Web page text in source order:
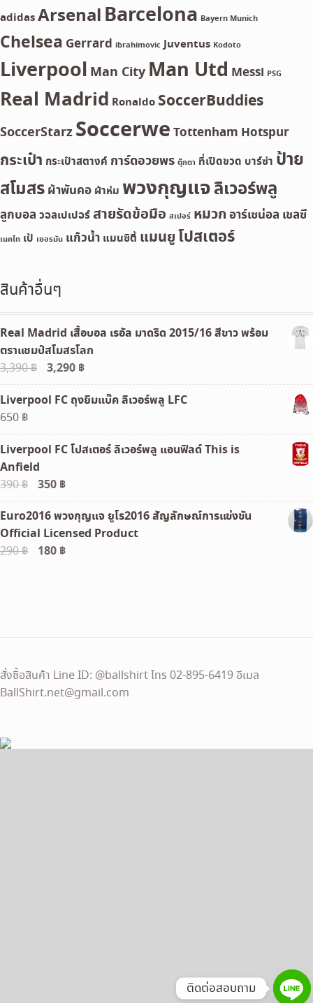
adidasArsenalBarcelona Bayern Munich
Chelsea Gerrard ibrahimovic Juventus Kodoto
Liverpool Man City Man Utd Messi PSG
Real Madrid Ronaldo SoccerBuddies
SoccerStarzSoccerwe Tottenham Hotspur
กระเป๋า กระเป๋าสตางค์ การ์ดอวยพร ตุ๊กตา ที่เปิดขวด บาร์ซ่า ป้าย
สโมสร ผ้าพันคอ ผ้าห่ม พวงกุญแจลิเวอร์พลู
ลูกบอล วอลเปเปอร์สายรัดข้อมือ สเปอร์ หมวก อาร์เซน่อล เชลซี
เนคไท เป้ เยอรมัน แก้วน้ำ แมนซิตี้ แมนยูโปสเตอร์
สินค้าอื่นๆ
Real Madrid เสื้อบอล เรอัล มาดริด 2015/16 สีขาว พร้อม
ตราแชมป์สโมสรโลก
3,390฿
Original
price
was:
3,290 ฿Current
price
is:
Liverpool FC ถุงยิมแบ๊ค ลิเวอร์พลู LFC
650 ฿
Liverpool FC โปสเตอร์ ลิเวอร์พลู แอนฟิลด์ This is
Anfield
390฿
Original
price
was:
390 ฿.
350 ฿Current
price
is:
350 ฿.
Euro2016 พวงกุญแจ ยูโร2016 สัญลักษณ์การแข่งขัน
Official Licensed Product
290฿
Original
180 ฿Current
สั่งซื้อสินค้า Line ID: @ballshirt โทร 02-895-6419 อีเมล
BallShirt.net@gmail.com
ติดต่อสอบถาม